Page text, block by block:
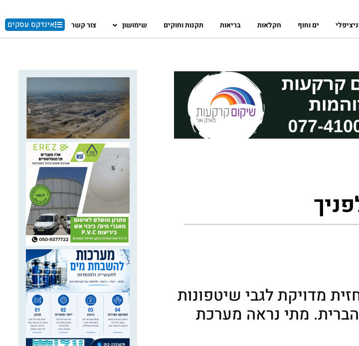
ים וחוף חקלאות בריאות תקנות וחוקים שימושון צור קשר אינדקס עסקים
מדויקת לגבי שיטפונות
מתי נראה מערכת